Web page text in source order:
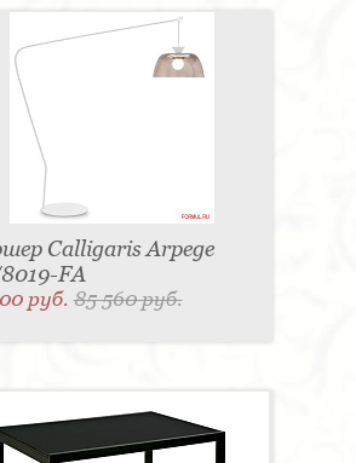
Calligaris Arpege
FA
руб.85 560 руб.